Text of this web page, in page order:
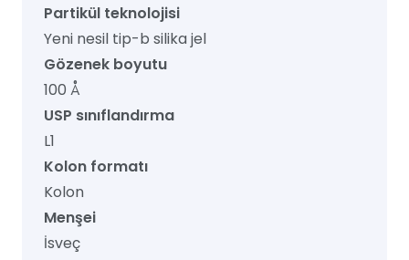
Partikül teknolojisi
Yeni nesil tip-b silika jel
Gözenek boyutu
100 Å
USP sınıflandırma
L1
Kolon formatı
Kolon
Menşei
İsveç